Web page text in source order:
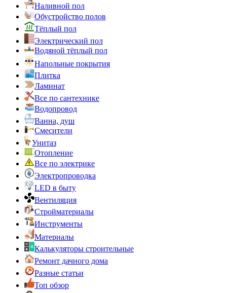
Наливной пол
Обустройство полов
Тёплый пол
Электрический пол
Водяной тёплый пол
Напольные покрытия
Плитка
Ламинат
Все по сантехнике
Водопровод
Ванна, душ
Смесители
Унитаз
Отопление
Все по электрике
Электропроводка
LED в быту
Вентиляция
Стройматериалы
Инструменты
Материалы
Калькуляторы строительные
Ремонт дачного дома
Разные статьи
Топ обзор